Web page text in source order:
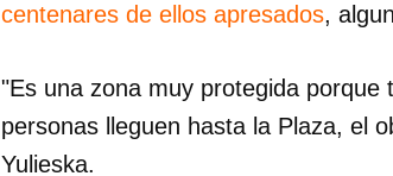
centenares de ellos apresados,
"Es una zona muy protegida
personas lleguen hasta la Plaza, el
Yulieska.